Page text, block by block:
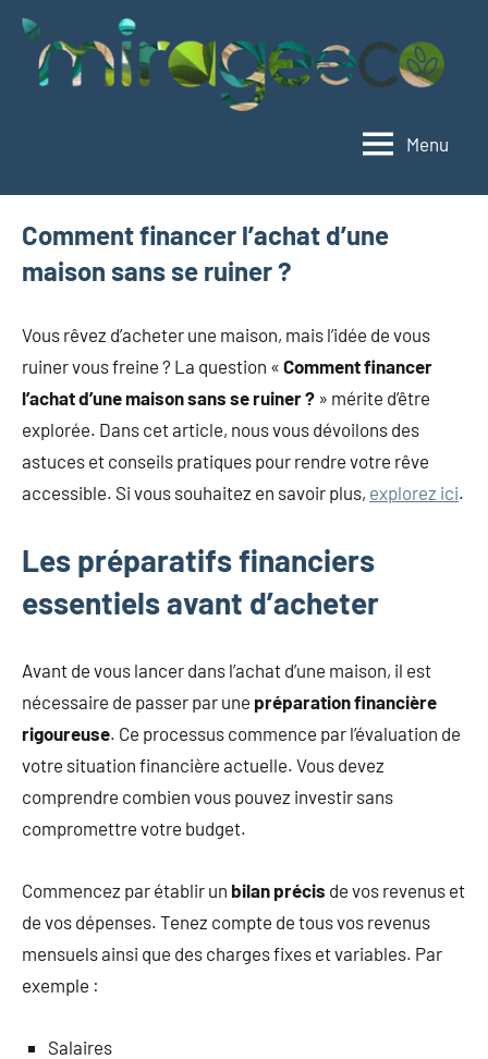
Aller
contenu
mieux
Menu
Comment financer l’achat d’une
maison sans se ruiner ?
Vous rêvez d’acheter une maison, mais l’idée de vous
ruiner vous freine ? La question « Comment financer
l’achat d’une maison sans se ruiner ? » mérite d’être
explorée. Dans cet article, nous vous dévoilons des
astuces et conseils pratiques pour rendre votre rêve
accessible. Si vous souhaitez en savoir plus, explorez ici.
Les préparatifs financiers
essentiels avant d’acheter
Avant de vous lancer dans l’achat d’une maison, il est
nécessaire de passer par une préparation financière
rigoureuse. Ce processus commence par l’évaluation de
votre situation financière actuelle. Vous devez
comprendre combien vous pouvez investir sans
compromettre votre budget.
Commencez par établir un bilan précis de vos revenus et
de vos dépenses. Tenez compte de tous vos revenus
mensuels ainsi que des charges fixes et variables. Par
exemple :
Salaires